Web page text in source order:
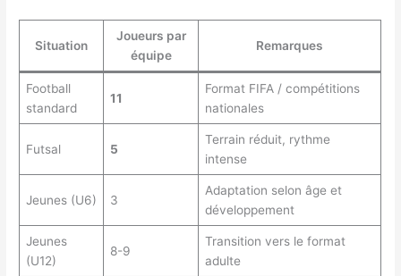
Situation
Joueurs par
équipe
Remarques
Football
standard
11
Format FIFA / compétitions
nationales
Futsal 5
Terrain réduit, rythme
intense
Jeunes (U6) 3
Adaptation selon âge et
développement
Jeunes
(U12)
8-9
Transition vers le format
adulte